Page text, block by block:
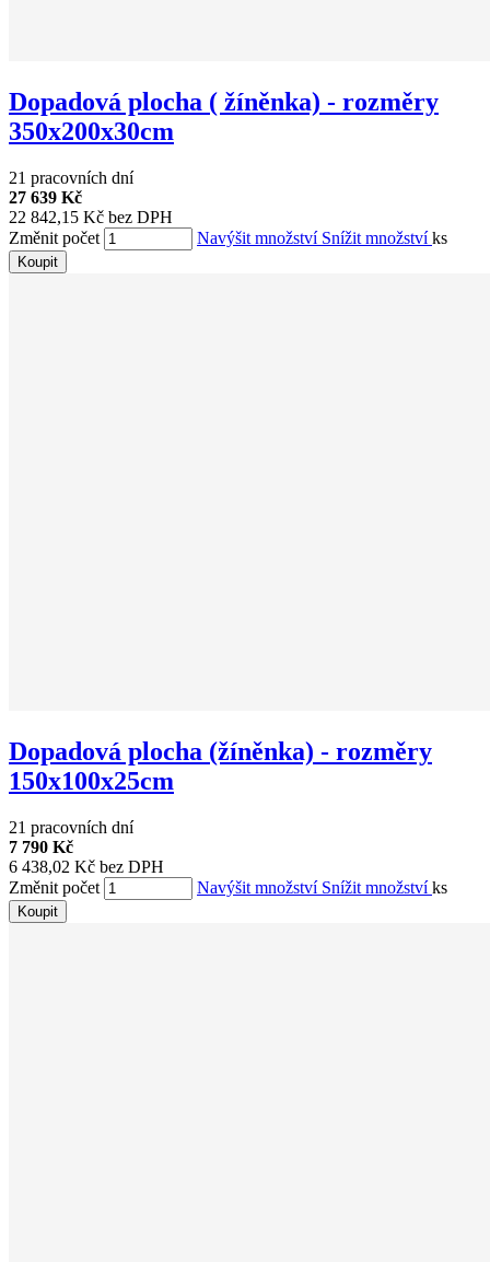
Dopadová plocha ( žíněnka) - rozměry
350x200x30cm
21 pracovních dní
27 639 Kč
22 842,15 Kč bez DPH
Změnit počet
Navýšit množství Snížit množstvíks
Koupit
Dopadová plocha (žíněnka) - rozměry
150x100x25cm
21 pracovních dní
7 790 Kč
6 438,02 Kč bez DPH
Změnit počet
Navýšit množství Snížit množstvíks
Koupit